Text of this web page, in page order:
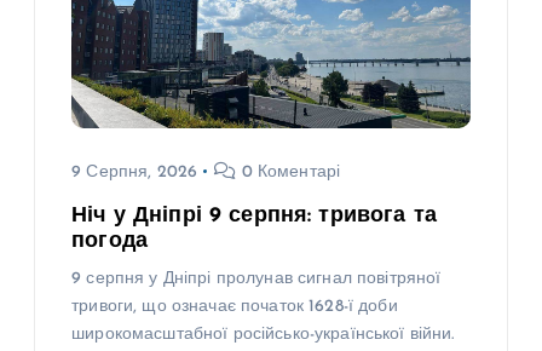
9 Серпня, 2026 0 Коментарі
Ніч у Дніпрі 9 серпня: тривога та
погода
9 серпня у Дніпрі пролунав сигнал повітряної
тривоги, що означає початок 1628-ї доби
широкомасштабної російсько-української війни.